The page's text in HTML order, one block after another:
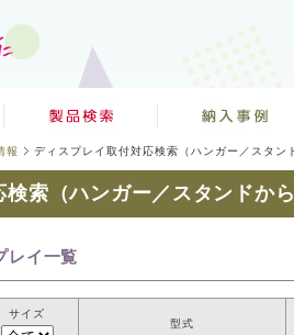
報 ディスプレイ取付対応検索（ハンガー／スタン
索（ハンガー／スタンドか
レイ一覧
サイズ
型式